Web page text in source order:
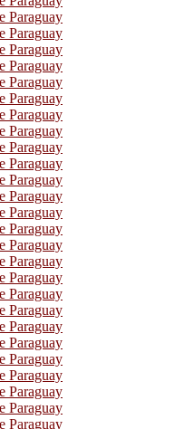
Paraguay
Paraguay
Paraguay
Paraguay
Paraguay
Paraguay
Paraguay
Paraguay
Paraguay
Paraguay
Paraguay
Paraguay
Paraguay
Paraguay
Paraguay
Paraguay
Paraguay
Paraguay
Paraguay
Paraguay
Paraguay
Paraguay
Paraguay
Paraguay
Paraguay
Paraguay